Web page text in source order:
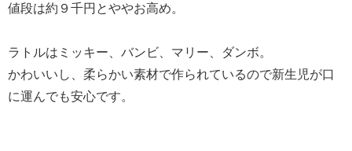
値段は約９千円とややお高め。
ラトルはミッキー、バンビ、マリー、ダンボ。
かわいいし、柔らかい素材で作られているので新生児が口
に運んでも安心です。